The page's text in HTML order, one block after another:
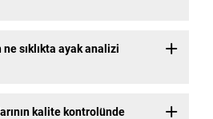
sıklıkta ayak analizi
kalite kontrolünde